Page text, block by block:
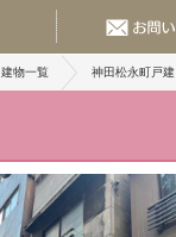
建物一覧 神田松永町戸建